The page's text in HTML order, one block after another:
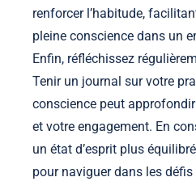
renforcer l’habitude,
pleine conscience dans un
Enfin, réfléchissez
Tenir un journal sur votre
conscience peut
et votre engagement. En
un état d’esprit plus
pour naviguer dans les